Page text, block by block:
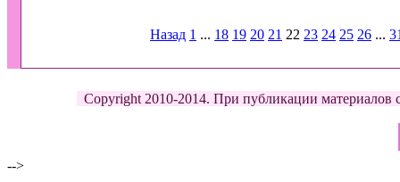
Назад 1 ... 18 19 20 21 22 23 24 25 26 ...
Copyright 2010-2014. При публикации материалов
-->